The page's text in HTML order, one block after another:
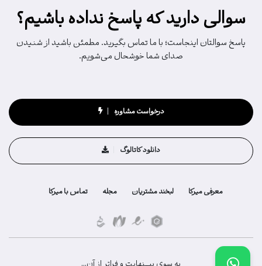
سوالی دارید که پاسخ نداده باشیم؟
پاسخ سوالتان اینجاست؛ با ما تماس بگیرید. مطمئن باشید از شنیدن
صدای شما خوشحال می‌شویم.
درخواست مشاوره
دانلود کاتالوگ
معرفی میرکا لبخند مشتریان مجله تماس با میرکا